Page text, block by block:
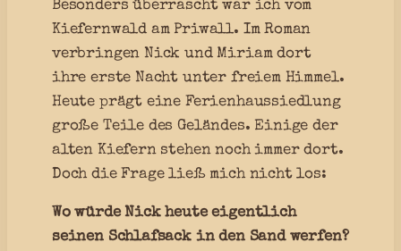
Besonders überrascht war ich vom
Kiefernwald am Priwall. Im Roman
verbringen Nick und Miriam dort
ihre erste Nacht unter freiem Himmel.
Heute prägt eine Ferienhaussiedlung
große Teile des Geländes. Einige der
alten Kiefern stehen noch immer dort.
Doch die Frage ließ mich nicht los:
Wo würde Nick heute eigentlich
seinen Schlafsack in den Sand werfen?